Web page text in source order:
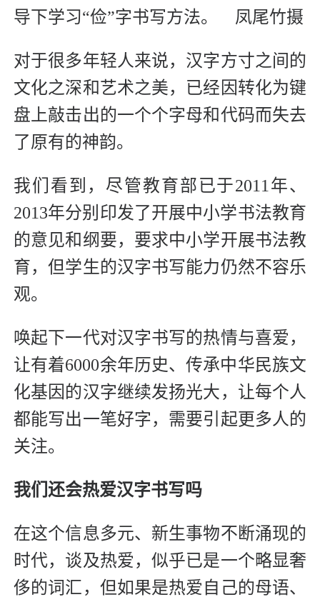
导下学习“俭”字书写方法。 凤尾竹摄
对于很多年轻人来说，汉字方寸之间的
文化之深和艺术之美，已经因转化为键
盘上敲击出的一个个字母和代码而失去
了原有的神韵。
我们看到，尽管教育部已于2011年、
2013年分别印发了开展中小学书法教育
的意见和纲要，要求中小学开展书法教
育，但学生的汉字书写能力仍然不容乐
观。
唤起下一代对汉字书写的热情与喜爱，
让有着6000余年历史、传承中华民族文
化基因的汉字继续发扬光大，让每个人
都能写出一笔好字，需要引起更多人的
关注。
我们还会热爱汉字书写吗
在这个信息多元、新生事物不断涌现的
时代，谈及热爱，似乎已是一个略显奢
侈的词汇，但如果是热爱自己的母语、